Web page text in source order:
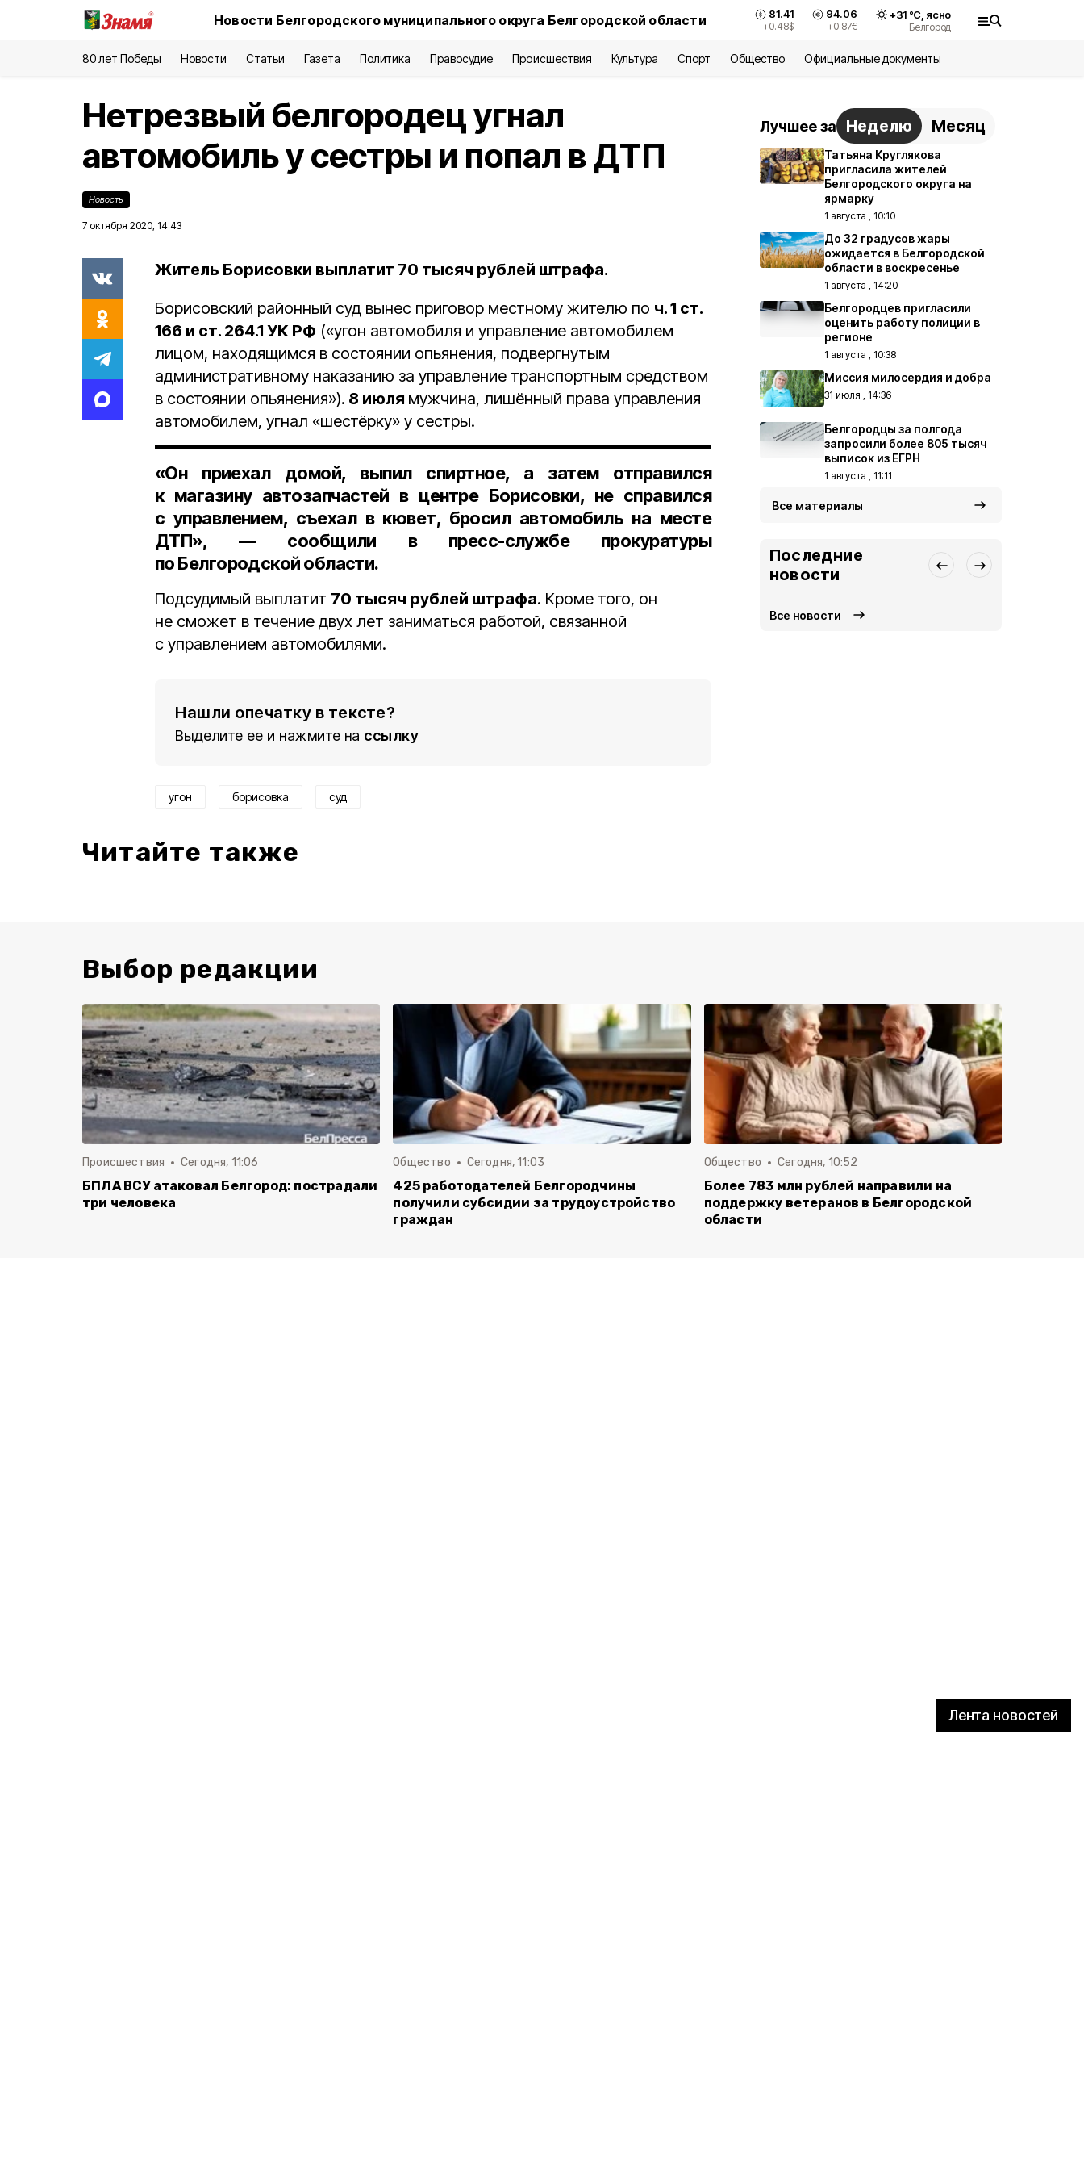
Новости Белгородского муниципального округа Белгородской области 81.41
+0.48$
94.06
+0.87€
+31°С, ясно
Белгород
80 лет Победы Новости Статьи Газета Политика Правосудие Происшествия Культура Спорт Общество Официальные документы
Лента новостей
Нетрезвый белгородец угнал
автомобиль у сестры и попал в ДТП
Новость
7 октября 2020, 14:43
Житель Борисовки выплатит 70 тысяч рублей штрафа.
Борисовский районный суд вынес приговор местному жителю по ч. 1 ст.
166 и ст. 264.1 УК РФ («угон автомобиля и управление автомобилем
лицом, находящимся в состоянии опьянения, подвергнутым
административному наказанию за управление транспортным средством
в состоянии опьянения»). 8 июля мужчина, лишённый права управления
автомобилем, угнал «шестёрку» у сестры.
«Он приехал домой, выпил спиртное, а затем отправился
к магазину автозапчастей в центре Борисовки, не справился
с управлением, съехал в кювет, бросил автомобиль на месте
ДТП», — сообщили в пресс-службе прокуратуры
по Белгородской области.
Подсудимый выплатит 70 тысяч рублей штрафа. Кроме того, он
не сможет в течение двух лет заниматься работой, связанной
с управлением автомобилями.
Нашли опечатку в тексте?
Выделите ее и нажмите на ссылку
угон борисовка суд
Читайте также
Лучшее за Неделю Месяц
Татьяна Круглякова
пригласила жителей
Белгородского округа на
ярмарку
1 августа , 10:10
До 32 градусов жары
ожидается в Белгородской
области в воскресенье
1 августа , 14:20
Белгородцев пригласили
оценить работу полиции в
регионе
1 августа , 10:38
Миссия милосердия и добра
31 июля , 14:36
Белгородцы за полгода
запросили более 805 тысяч
выписок из ЕГРН
1 августа , 11:11
Все материалы
Последние
новости
Все новости
Выбор редакции
Происшествия Сегодня, 11:06
БПЛА ВСУ атаковал Белгород: пострадали
три человека
Общество Сегодня, 11:03
425 работодателей Белгородчины
получили субсидии за трудоустройство
граждан
Общество Сегодня, 10:52
Более 783 млн рублей направили на
поддержку ветеранов в Белгородской
области